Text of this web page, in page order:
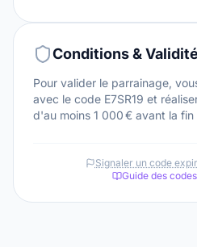
Conditions & Validité
Pour valider le parrainage,
avec le code E7SR19 et
d'au moins 1 000 € avant la
Signaler un code
Guide des